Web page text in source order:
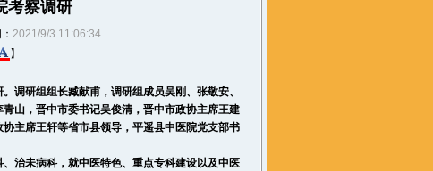
考察调研
2021/9/3 11:06:34
】
调研组组长臧献甫，调研组成员吴刚、张敬安、
山，晋中市委书记吴俊清，晋中市政协主席王建
协主席王轩等省市县领导， 平遥县中医院党支部书
治未病科，就中医特色、重点专科建设以及中医